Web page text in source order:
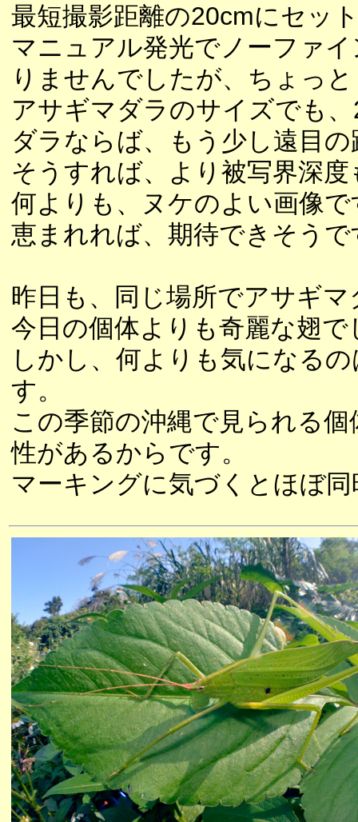
最短撮影距離の20cmにセッ
マニュアル発光でノーファ
りませんでしたが、ちょっ
アサギマダラのサイズでも
ダラならば、もう少し遠目
そうすれば、より被写界深
何よりも、ヌケのよい画像
恵まれれば、期待できそうで
昨日も、同じ場所でアサギ
今日の個体よりも奇麗な翅
しかし、何よりも気になる
す。
この季節の沖縄で見られる
性があるからです。
マーキングに気づくとほぼ